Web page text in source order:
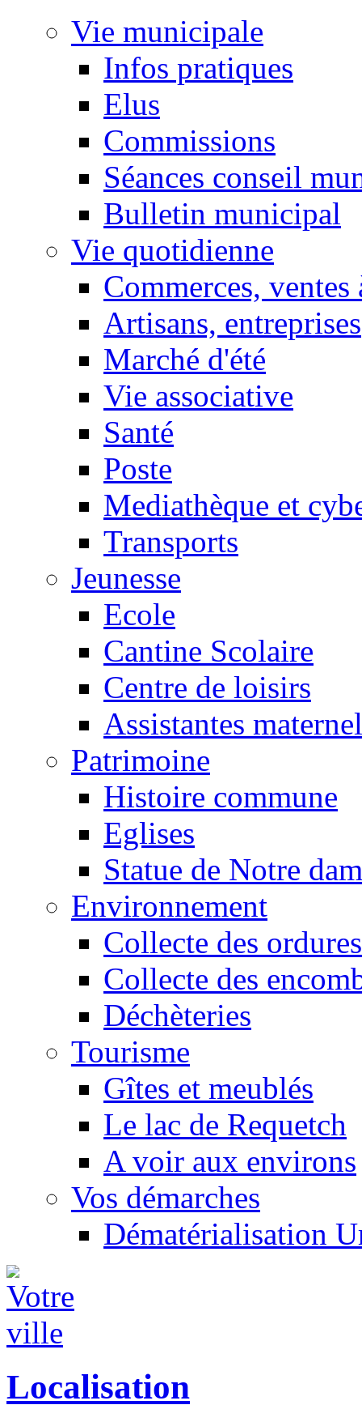
Vie municipale
Infos pratiques
Elus
Commissions
Séances conseil
Bulletin municipal
Vie quotidienne
Commerces, ventes
Artisans, entreprises
Marché d'été
Vie associative
Santé
Poste
Mediathèque et
Transports
Jeunesse
Ecole
Cantine Scolaire
Centre de loisirs
Assistantes
Patrimoine
Histoire commune
Eglises
Statue de Notre
Environnement
Collecte des ordures
Collecte des
Déchèteries
Tourisme
Gîtes et meublés
Le lac de Requetch
A voir aux environs
Vos démarches
Dématérialisation
Localisation